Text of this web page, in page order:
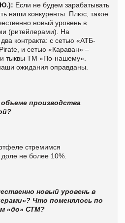
Если не будем зарабатывать
наши конкуренты. Плюс, такое
новый уровень в
(ритейлерами). На
контракта: с сетью «АТБ-
и сетью «Караван» –
тыквы ТМ «По-нашему».
ожидания оправданы.
производства
стремимся
не более 10%.
новый уровень в
Что поменялось по
«до» СТМ?